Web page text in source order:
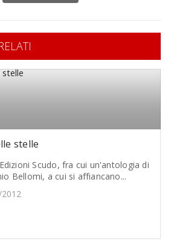
stelle
Scudo, fra cui un'antologia di
Bellomi, a cui si affiancano...